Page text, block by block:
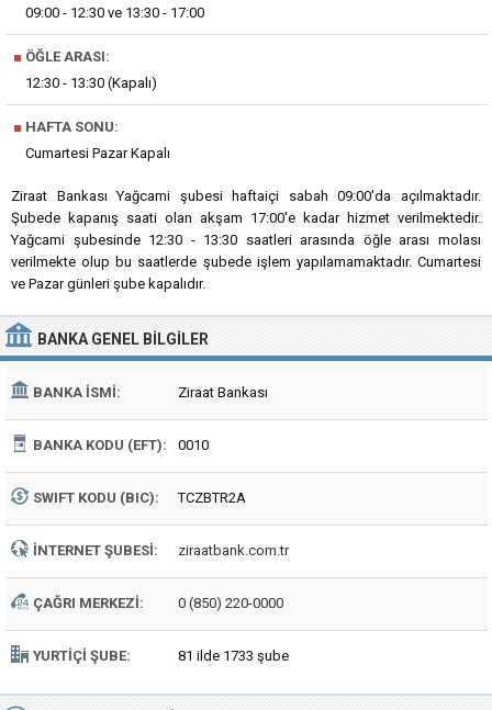
09:00 - 12:30 ve 13:30 - 17:00
■ ÖĞLE ARASI:
12:30 - 13:30 (Kapalı)
■ HAFTA SONU:
Cumartesi Pazar Kapalı
Ziraat Bankası Yağcami şubesi haftaiçi sabah 09:00'da açılmaktadır.
Şubede kapanış saati olan akşam 17:00'e kadar hizmet verilmektedir.
Yağcami şubesinde 12:30 - 13:30 saatleri arasında öğle arası molası
verilmekte olup bu saatlerde şubede işlem yapılamamaktadır. Cumartesi
ve Pazar günleri şube kapalıdır.
BANKA GENEL BILGILER
BANKA İSMI: Ziraat Bankası
BANKA KODU (EFT): 0010
SWIFT KODU (BIC): TCZBTR2A
İNTERNET ŞUBESI: ziraatbank.com.tr
ÇAĞRI MERKEZI: 0 (850) 220-0000
YURTIÇI ŞUBE: 81 ilde 1733 şube